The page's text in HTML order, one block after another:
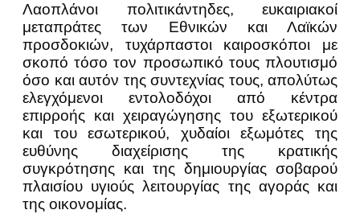
Λαοπλάνοι πολιτικάντηδες, ευκαιριακοί
μεταπράτες των Εθνικών και Λαϊκών
προσδοκιών, τυχάρπαστοι καιροσκόποι με
σκοπό τόσο τον προσωπικό τους πλουτισμό
όσο και αυτόν της συντεχνίας τους, απολύτως
ελεγχόμενοι εντολοδόχοι από κέντρα
επιρροής και χειραγώγησης του εξωτερικού
και του εσωτερικού, χυδαίοι εξωμότες της
ευθύνης διαχείρισης της κρατικής
συγκρότησης και της δημιουργίας σοβαρού
πλαισίου υγιούς λειτουργίας της αγοράς και
της οικονομίας.